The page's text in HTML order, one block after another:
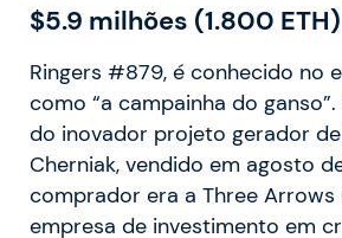
$5.9 milhões (1.800 ETH)
Ringers #879, é conhecido no
como “a campainha do ganso”.
do inovador projeto gerador
Cherniak, vendido em agosto
comprador era a Three Arrows
empresa de investimento em